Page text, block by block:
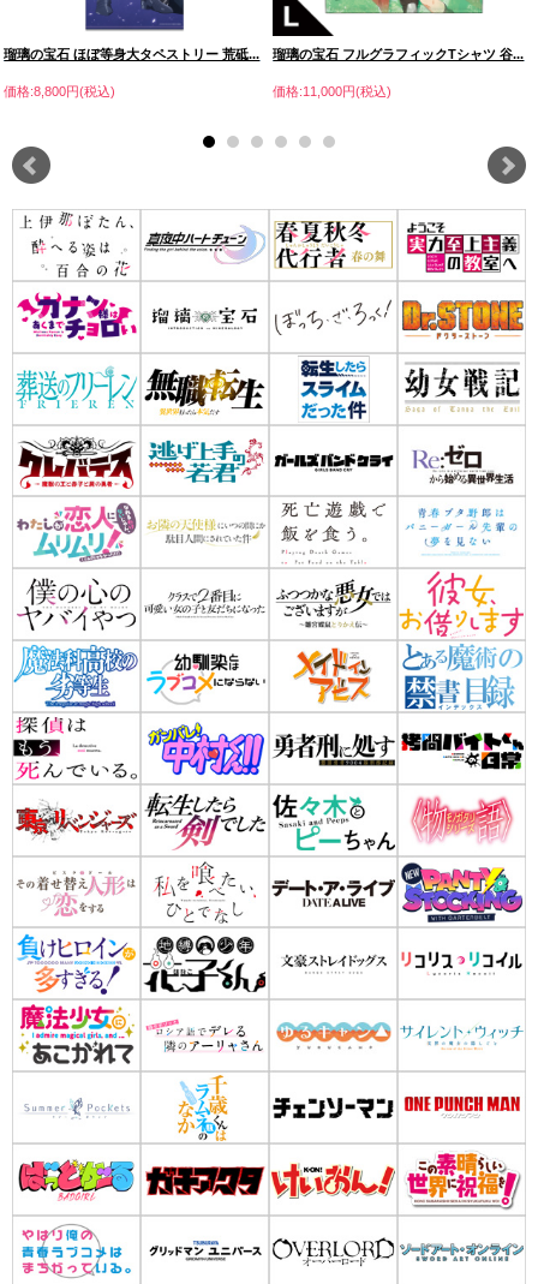
瑠璃の宝石 ほぼ等身大タペストリー 荒砥...
価格:8,800円(税込)
瑠璃の宝石 フルグラフィックTシャツ 谷...
価格:11,000円(税込)